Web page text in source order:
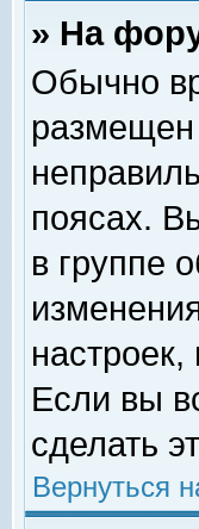
» На
Обычно
размещен
поясах.
в группе
Если вы
сделать
Вернуться